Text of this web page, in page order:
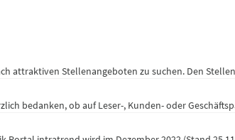
attraktiven Stellenangeboten zu suchen. Den
bedanken, ob auf Leser-, Kunden- oder